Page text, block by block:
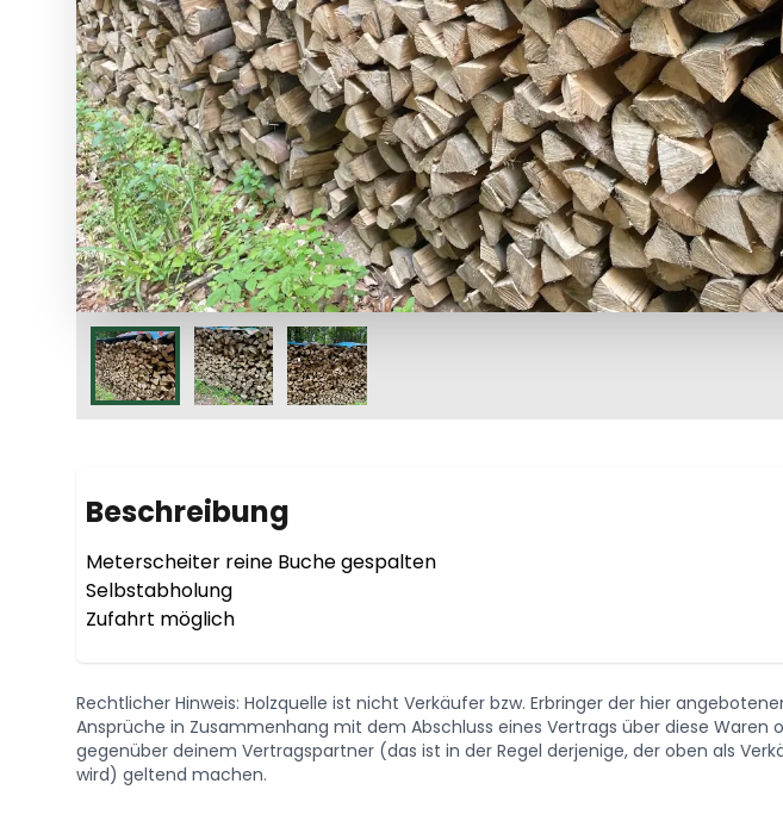
Beschreibung
Meterscheiter reine Buche gespalten
Selbstabholung
Zufahrt möglich
Rechtlicher Hinweis: Holzquelle ist nicht Verkäufer bzw. Erbringer der hier
Ansprüche in Zusammenhang mit dem Abschluss eines Vertrags über diese Waren
gegenüber deinem Vertragspartner (das ist in der Regel derjenige, der oben als
wird) geltend machen.